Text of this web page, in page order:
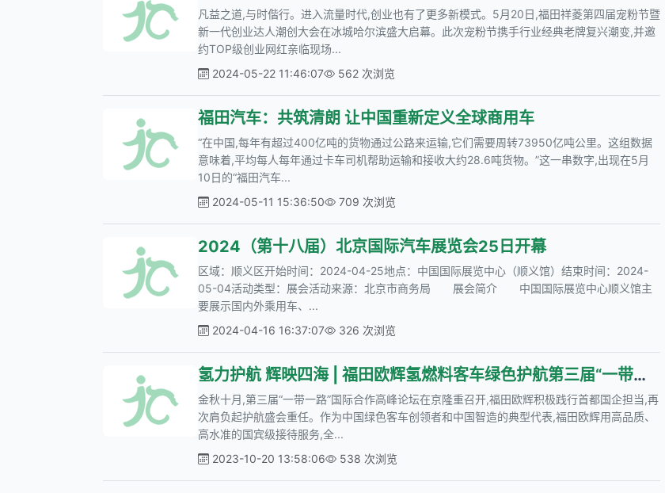
凡益之道,与时偕行。进入流量时代,创业也有了更多新模式。5月20日,福田祥菱第四届宠粉节暨
新一代创业达人潮创大会在冰城哈尔滨盛大启幕。此次宠粉节携手行业经典老牌复兴潮变,并邀
约TOP级创业网红亲临现场...
2024-05-22 11:46:07
562 次浏览
福田汽车：共筑清朗 让中国重新定义全球商用车
“在中国,每年有超过400亿吨的货物通过公路来运输,它们需要周转73950亿吨公里。这组数据
意味着,平均每人每年通过卡车司机帮助运输和接收大约28.6吨货物。”这一串数字,出现在5月
10日的“福田汽车...
2024-05-11 15:36:50
709 次浏览
2024（第十八届）北京国际汽车展览会25日开幕
区域：顺义区开始时间：2024-04-25地点：中国国际展览中心（顺义馆）结束时间：2024-
05-04活动类型：展会活动来源：北京市商务局 展会简介 中国国际展览中心顺义馆主
要展示国内外乘用车、...
2024-04-16 16:37:07
326 次浏览
氢力护航 辉映四海 | 福田欧辉氢燃料客车绿色护航第三届“一带一路”国际合作高峰论坛
金秋十月,第三届“一带一路”国际合作高峰论坛在京隆重召开,福田欧辉积极践行首都国企担当,再
次肩负起护航盛会重任。作为中国绿色客车创领者和中国智造的典型代表,福田欧辉用高品质、
高水准的国宾级接待服务,全...
2023-10-20 13:58:06
538 次浏览